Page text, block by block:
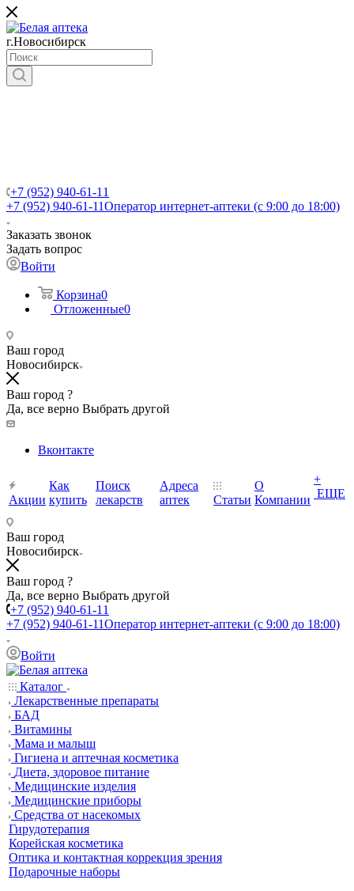
г.Новосибирск
+7 (952) 940-61-11
+7 (952) 940-61-11Оператор интернет-аптеки (с 9:00 до 18:00)
Заказать звонок
Задать вопрос
Войти
Корзина0
Отложенные0
Ваш город
Новосибирск
Ваш город ?
Да, все верно Выбрать другой
Вконтакте
Акции
Как
купить
Поиск
лекарств
Адреса
аптек
Статьи
О
Компании
+
ЕЩЕ
Ваш город
Новосибирск
Ваш город ?
Да, все верно Выбрать другой
+7 (952) 940-61-11
+7 (952) 940-61-11Оператор интернет-аптеки (с 9:00 до 18:00)
Войти
Каталог
Лекарственные препараты
БАД
Витамины
Мама и малыш
Гигиена и аптечная косметика
Диета, здоровое питание
Медицинские изделия
Медицинские приборы
Средства от насекомых
Гирудотерапия
Корейская косметика
Оптика и контактная коррекция зрения
Подарочные наборы